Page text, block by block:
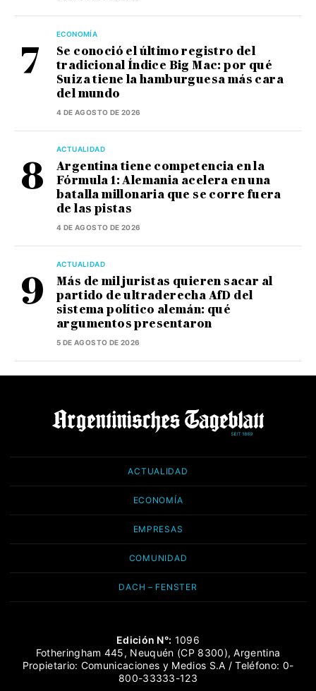
ECONOMÍA
Se conoció el último registro del
tradicional Índice Big Mac: por qué
Suiza tiene la hamburguesa más cara
del mundo
4 DE AGOSTO DE 2026
ACTUALIDAD
Argentina tiene competencia en la
Fórmula 1: Alemania acelera en una
batalla millonaria que se corre fuera
de las pistas
4 DE AGOSTO DE 2026
ACTUALIDAD
Más de mil juristas quieren sacar al
partido de ultraderecha AfD del
sistema político alemán: qué
argumentos presentaron
5 DE AGOSTO DE 2026
ACTUALIDAD
ECONOMÍA
EMPRESAS
COMUNIDAD
DACH – FENSTER
Edición N°: 1096
Fotheringham 445, Neuquén (CP 8300), Argentina
Propietario: Comunicaciones y Medios S.A / Teléfono: 0-
800-33333-123